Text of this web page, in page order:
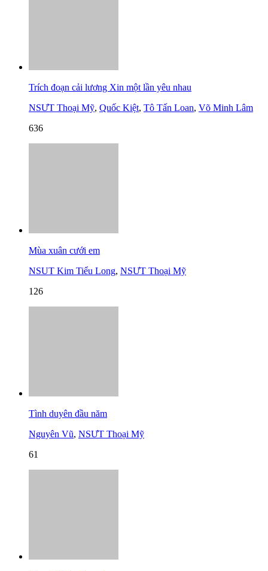
Trích đoạn cải lương Xin một lần yêu nhau
NSƯT Thoại Mỹ, Quốc Kiệt, Tô Tấn Loan, Võ Minh Lâm
636
Mùa xuân cưới em
NSUT Kim Tiểu Long, NSƯT Thoại Mỹ
126
Tình duyên đầu năm
Nguyên Vũ, NSƯT Thoại Mỹ
61